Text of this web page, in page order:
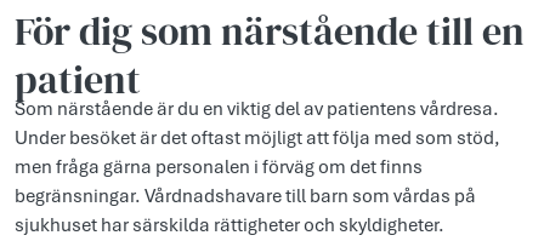
För dig som närstående till en
patient
Som närstående är du en viktig del av patientens vårdresa.
Under besöket är det oftast möjligt att följa med som stöd,
men fråga gärna personalen i förväg om det finns
begränsningar. Vårdnadshavare till barn som vårdas på
sjukhuset har särskilda rättigheter och skyldigheter.